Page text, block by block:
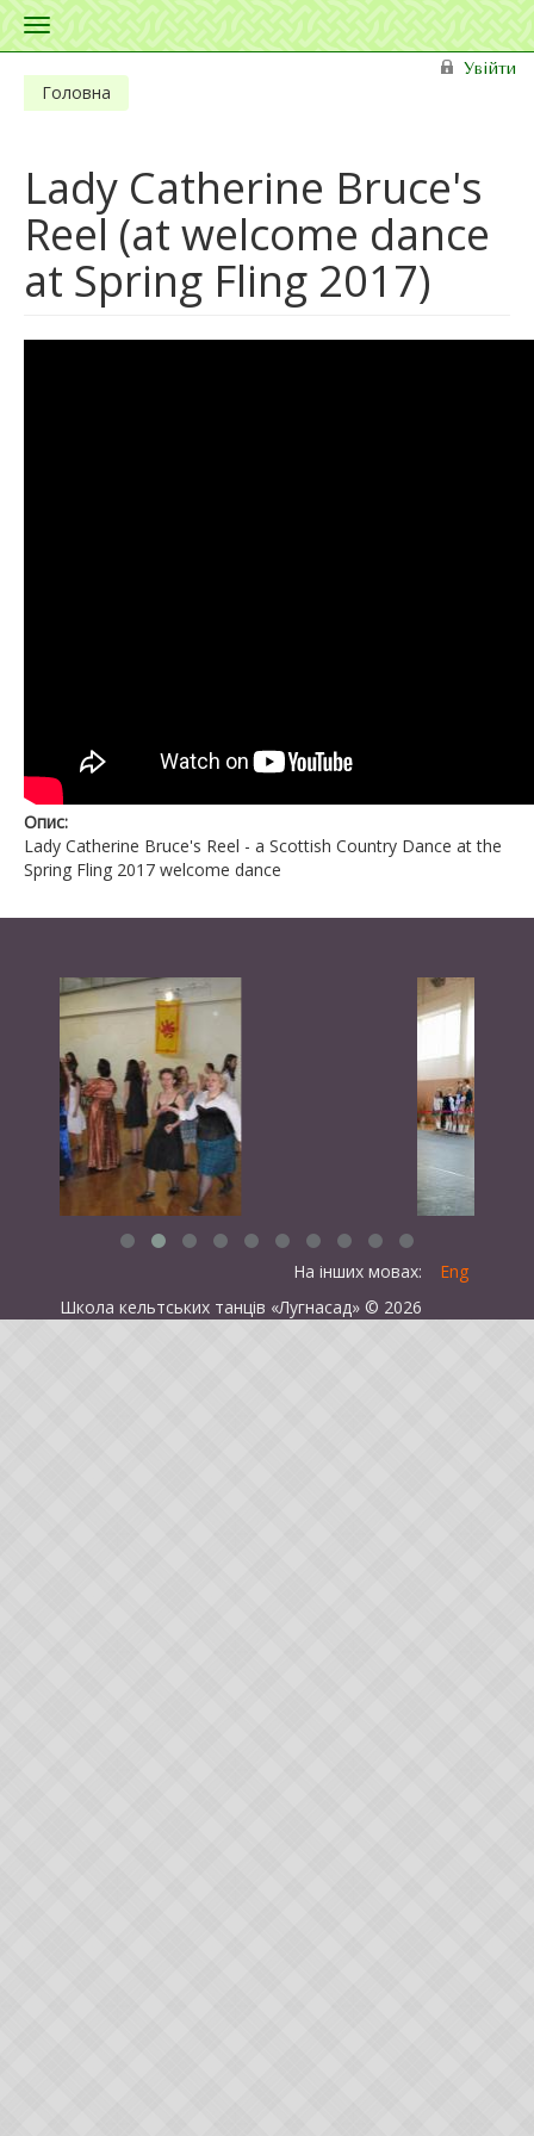
Toggle
Увійти
Головна
Lady Catherine Bruce's
Reel (at welcome dance
at Spring Fling 2017)
Опис:
Lady Catherine Bruce's Reel - a Scottish Country Dance at the
Spring Fling 2017 welcome dance
На інших мовах:
Eng
Школа кельтських танців «Лугнасад» © 2026